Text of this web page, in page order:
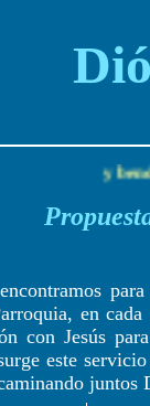
y
en
con Jesús
este
juntos